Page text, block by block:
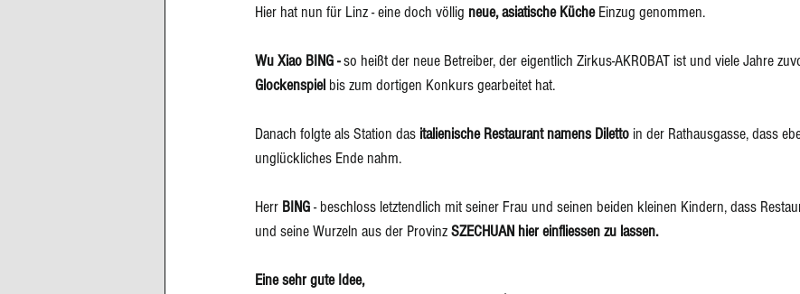
Hier hat nun für Linz - eine doch völlig neue, asiatische Küche Einzug genommen.
Wu Xiao BING - so heißt der neue Betreiber, der eigentlich Zirkus-AKROBAT ist und viele Jahre
Glockenspiel bis zum dortigen Konkurs gearbeitet hat.
Danach folgte als Station das italienische Restaurant namens Diletto in der Rathausgasse, dass
unglückliches Ende nahm.
Herr BING - beschloss letztendlich mit seiner Frau und seinen beiden kleinen Kindern, dass
und seine Wurzeln aus der Provinz SZECHUAN hier einfliessen zu lassen.
Eine sehr gute Idee,